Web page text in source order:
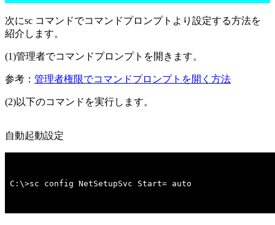
次にsc コマンドでコマンドプロンプトより設定する方法を
紹介します。
(1)管理者でコマンドプロンプトを開きます。
参考： 管理者権限でコマンドプロンプトを開く方法
(2)以下のコマンドを実行します。
自動起動設定
C:\>sc config NetSetupSvc Start= auto